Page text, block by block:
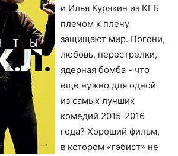
и Илья Курякин из КГБ
плечом к плечу
защищают мир. Погони,
любовь, перестрелки,
ядерная бомба - что
еще нужно для одной
из самых лучших
комедий 2015-2016
года? Хороший фильм,
в котором «гэбист» не